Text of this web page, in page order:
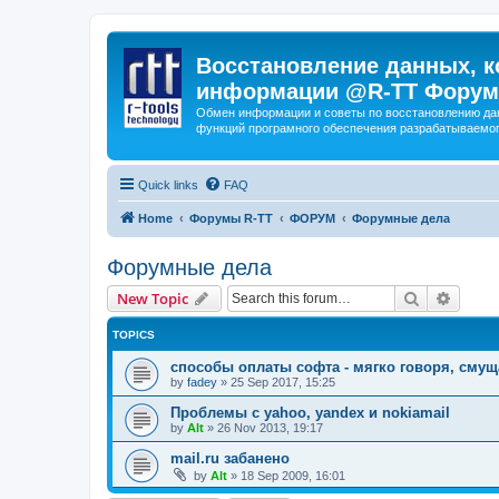
Восстановление данных,
информации @R-TT Форум
Обмен информации и советы по восстановлению
функций програмного обеспечения
Quick links FAQ
Home Форумы R-TT ФОРУМ Форумные дела
Форумные дела
New Topic Search
TOPICS
способы оплаты софта - мягко говоря,
by fadey » 25 Sep 2017, 15:25
Проблемы с yahoo, yandex и nokiamail
by Alt » 26 Nov 2013, 19:17
mail.ru забанено
by Alt » 18 Sep 2009, 16:01